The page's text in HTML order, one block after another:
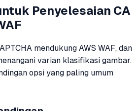
Penyelesaian CA
mendukung AWS WAF, dan
varian klasifikasi gambar.
opsi yang paling umum